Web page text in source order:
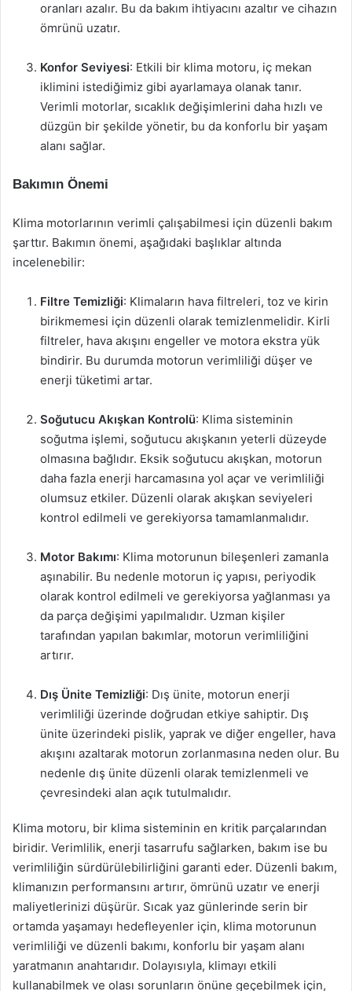
oranları azalır. Bu da bakım ihtiyacını azaltır ve cihazın
ömrünü uzatır.
Konfor Seviyesi: Etkili bir klima motoru, iç mekan
iklimini istediğimiz gibi ayarlamaya olanak tanır.
Verimli motorlar, sıcaklık değişimlerini daha hızlı ve
düzgün bir şekilde yönetir, bu da konforlu bir yaşam
alanı sağlar.
Bakımın Önemi
Klima motorlarının verimli çalışabilmesi için düzenli bakım
şarttır. Bakımın önemi, aşağıdaki başlıklar altında
incelenebilir:
Filtre Temizliği: Klimaların hava filtreleri, toz ve kirin
birikmemesi için düzenli olarak temizlenmelidir. Kirli
filtreler, hava akışını engeller ve motora ekstra yük
bindirir. Bu durumda motorun verimliliği düşer ve
enerji tüketimi artar.
Soğutucu Akışkan Kontrolü: Klima sisteminin
soğutma işlemi, soğutucu akışkanın yeterli düzeyde
olmasına bağlıdır. Eksik soğutucu akışkan, motorun
daha fazla enerji harcamasına yol açar ve verimliliği
olumsuz etkiler. Düzenli olarak akışkan seviyeleri
kontrol edilmeli ve gerekiyorsa tamamlanmalıdır.
Motor Bakımı: Klima motorunun bileşenleri zamanla
aşınabilir. Bu nedenle motorun iç yapısı, periyodik
olarak kontrol edilmeli ve gerekiyorsa yağlanması ya
da parça değişimi yapılmalıdır. Uzman kişiler
tarafından yapılan bakımlar, motorun verimliliğini
artırır.
Dış Ünite Temizliği: Dış ünite, motorun enerji
verimliliği üzerinde doğrudan etkiye sahiptir. Dış
ünite üzerindeki pislik, yaprak ve diğer engeller, hava
akışını azaltarak motorun zorlanmasına neden olur. Bu
nedenle dış ünite düzenli olarak temizlenmeli ve
çevresindeki alan açık tutulmalıdır.
Klima motoru, bir klima sisteminin en kritik parçalarından
biridir. Verimlilik, enerji tasarrufu sağlarken, bakım ise bu
verimliliğin sürdürülebilirliğini garanti eder. Düzenli bakım,
klimanızın performansını artırır, ömrünü uzatır ve enerji
maliyetlerinizi düşürür. Sıcak yaz günlerinde serin bir
ortamda yaşamayı hedefleyenler için, klima motorunun
verimliliği ve düzenli bakımı, konforlu bir yaşam alanı
yaratmanın anahtarıdır. Dolayısıyla, klimayı etkili
kullanabilmek ve olası sorunların önüne geçebilmek için,